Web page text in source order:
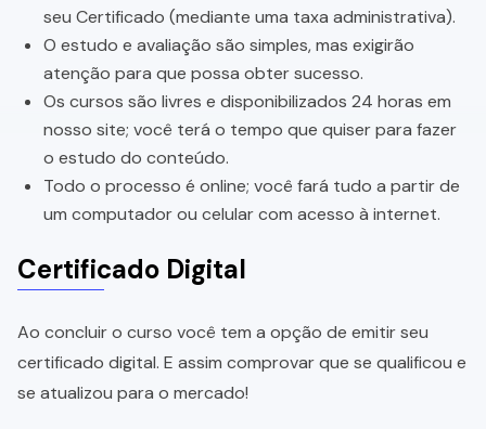
seu Certificado (mediante uma taxa administrativa).
O estudo e avaliação são simples, mas exigirão
atenção para que possa obter sucesso.
Os cursos são livres e disponibilizados 24 horas em
nosso site; você terá o tempo que quiser para fazer
o estudo do conteúdo.
Todo o processo é online; você fará tudo a partir de
um computador ou celular com acesso à internet.
Certificado Digital
Ao concluir o curso você tem a opção de emitir seu
certificado digital. E assim comprovar que se qualificou e
se atualizou para o mercado!